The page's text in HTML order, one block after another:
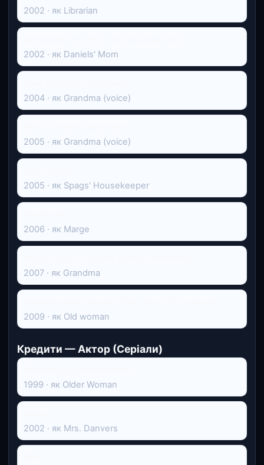
2002 · як Librarian
2002 · як Daniels' Mom
2004 · як Grandma (voice)
2005 · як Grandma (voice)
2005 · як Spags' Housekeeper
2006 · як Marge
2007 · як Grandma
2009 · як Old woman
Кредити — Актор (Серіали)
1999 · як Older Woman
2002 · як Mrs. Danvers